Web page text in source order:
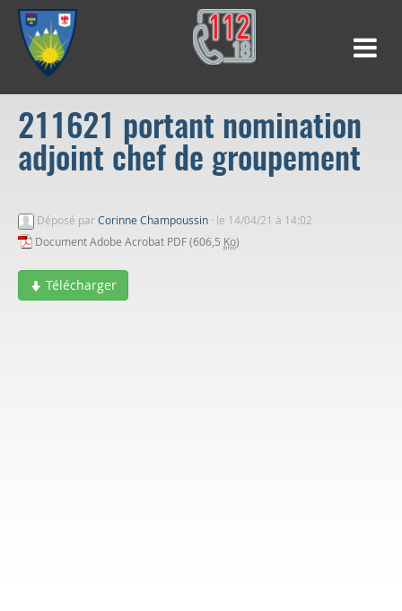
211621 portant nomination
adjoint chef de groupement
Déposé parCorinne Champoussin · le 14/04/21 à 14:02
Document Adobe Acrobat PDF (606,5 Ko)
Télécharger